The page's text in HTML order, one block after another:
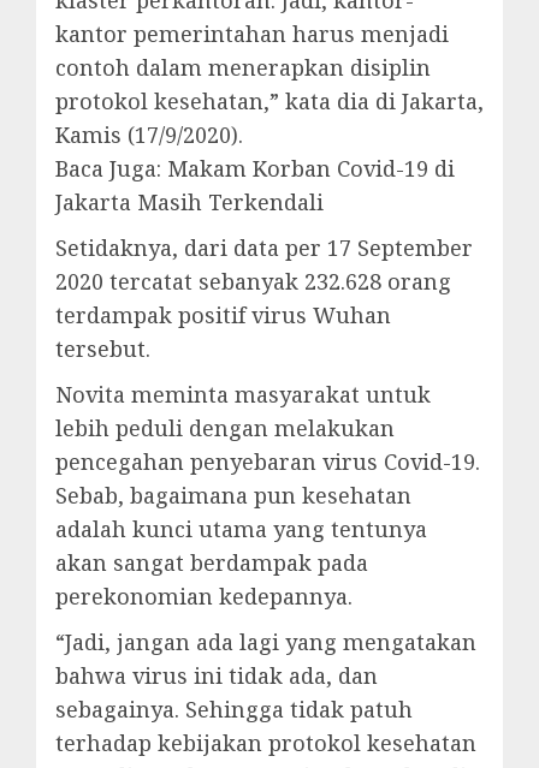
kantor pemerintahan harus menjadi
contoh dalam menerapkan disiplin
protokol kesehatan,” kata dia di Jakarta,
Kamis (17/9/2020).
Baca Juga: Makam Korban Covid-19 di
Jakarta Masih Terkendali
Setidaknya, dari data per 17 September
2020 tercatat sebanyak 232.628 orang
terdampak positif virus Wuhan
tersebut.
Novita meminta masyarakat untuk
lebih peduli dengan melakukan
pencegahan penyebaran virus Covid-19.
Sebab, bagaimana pun kesehatan
adalah kunci utama yang tentunya
akan sangat berdampak pada
perekonomian kedepannya.
“Jadi, jangan ada lagi yang mengatakan
bahwa virus ini tidak ada, dan
sebagainya. Sehingga tidak patuh
terhadap kebijakan protokol kesehatan